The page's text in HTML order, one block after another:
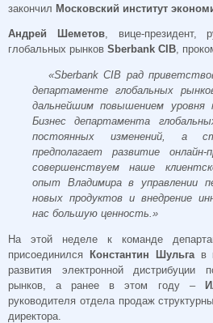
закончил Московский институт
Андрей Шеметов, вице-президент,
глобальных рынков Sberbank CIB,
«Sberbank CIB рад
департаменте глобальных
дальнейшим повышением уровня
Бизнес департамента
постоянных изменений, а
предполагает развитие
совершенствуем наше
опыт Владимира в управлении
новых продуктов и внедрение
нас большую ценность.»
На этой неделе к команде
присоединился
Константин Шульгав
развития электронной дистрибуции
рынков, а ранее в этом году –
руководителя отдела продаж
директора.